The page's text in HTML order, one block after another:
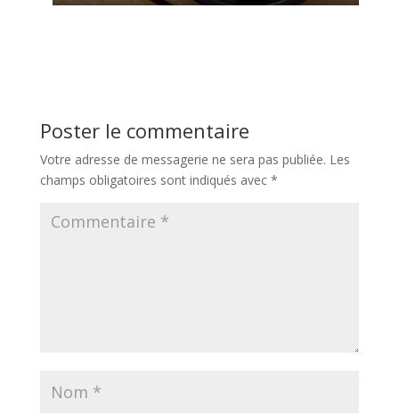
Poster le commentaire
Votre adresse de messagerie ne sera pas publiée. Les
champs obligatoires sont indiqués avec *